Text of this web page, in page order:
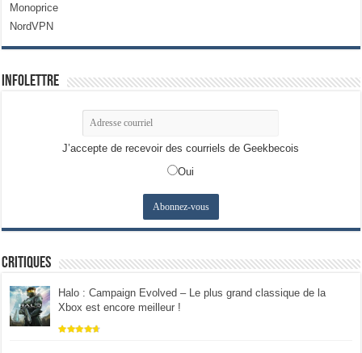
Monoprice
NordVPN
Infolettre
J’accepte de recevoir des courriels de Geekbecois
Oui
Critiques
Halo : Campaign Evolved – Le plus grand classique de la
Xbox est encore meilleur !